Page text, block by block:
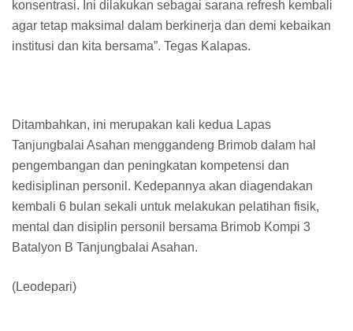
konsentrasi. Ini dilakukan sebagai sarana refresh kembali
agar tetap maksimal dalam berkinerja dan demi kebaikan
institusi dan kita bersama”. Tegas Kalapas.
Ditambahkan, ini merupakan kali kedua Lapas
Tanjungbalai Asahan menggandeng Brimob dalam hal
pengembangan dan peningkatan kompetensi dan
kedisiplinan personil. Kedepannya akan diagendakan
kembali 6 bulan sekali untuk melakukan pelatihan fisik,
mental dan disiplin personil bersama Brimob Kompi 3
Batalyon B Tanjungbalai Asahan.
(Leodepari)